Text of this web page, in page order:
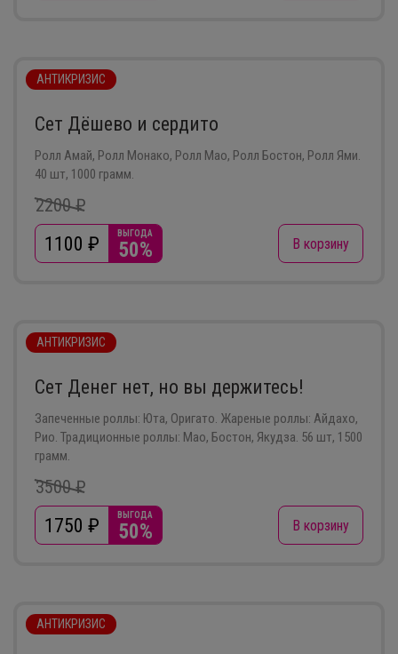
АНТИКРИЗИС
Сет Дёшево и сердито
Ролл Амай, Ролл Монако, Ролл Мао, Ролл Бостон, Ролл Ями.
40 шт, 1000 грамм.
2200 ₽
1100 ₽ ВЫГОДА
50% В корзину
АНТИКРИЗИС
Сет Денег нет, но вы держитесь!
Запеченные роллы: Юта, Оригато. Жареные роллы: Айдахо,
Рио. Традиционные роллы: Мао, Бостон, Якудза. 56 шт, 1500
грамм.
3500 ₽
1750 ₽ ВЫГОДА
50% В корзину
АНТИКРИЗИС